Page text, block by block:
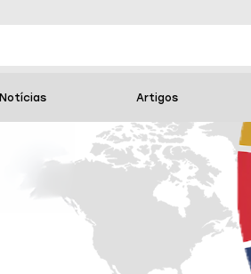
Notícias Artigos